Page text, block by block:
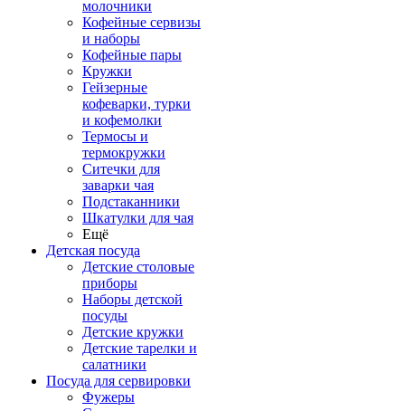
молочники
Кофейные сервизы
и наборы
Кофейные пары
Кружки
Гейзерные
кофеварки, турки
и кофемолки
Термосы и
термокружки
Ситечки для
заварки чая
Подстаканники
Шкатулки для чая
Ещё
Детская посуда
Детские столовые
приборы
Наборы детской
посуды
Детские кружки
Детские тарелки и
салатники
Посуда для сервировки
Фужеры